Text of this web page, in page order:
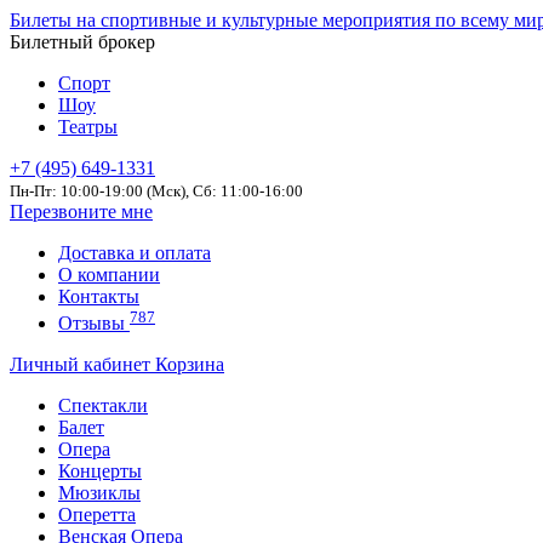
Билеты на спортивные и культурные мероприятия по всему
Билетный брокер
Спорт
Шоу
Театры
+7 (495) 649-1331
Пн-Пт: 10:00-19:00 (Мск), Сб: 11:00-16:00
Перезвоните мне
Доставка и оплата
О компании
Контакты
Отзывы 787
Личный кабинет Корзина
Спектакли
Балет
Опера
Концерты
Мюзиклы
Оперетта
Венская Опера